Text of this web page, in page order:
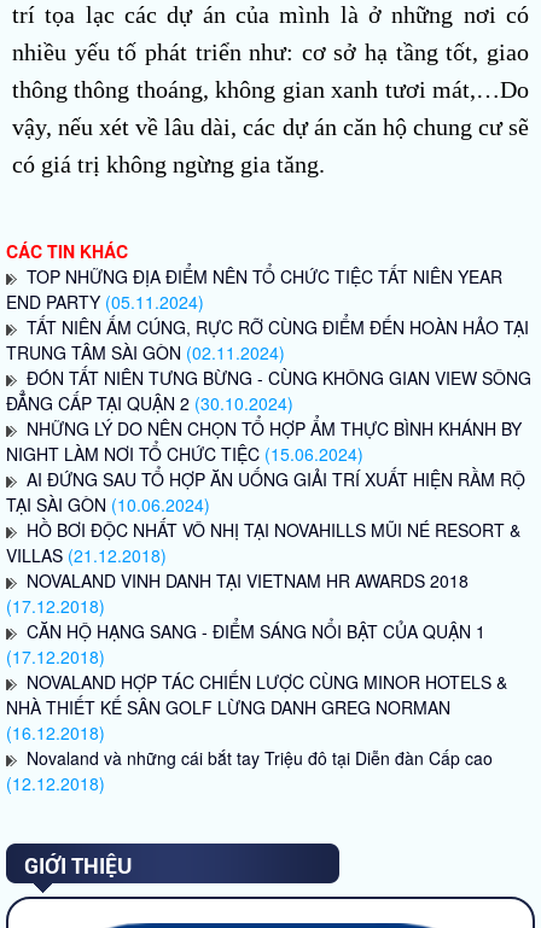
trí tọa lạc các dự án của mình là ở những nơi có
nhiều yếu tố phát triển như: cơ sở hạ tầng tốt, giao
thông thông thoáng, không gian xanh tươi mát,…Do
vậy, nếu xét về lâu dài, các dự án căn hộ chung cư sẽ
có giá trị không ngừng gia tăng.
CÁC TIN KHÁC
TOP NHỮNG ĐỊA ĐIỂM NÊN TỔ CHỨC TIỆC TẤT NIÊN YEAR
END PARTY (05.11.2024)
TẤT NIÊN ẤM CÚNG, RỰC RỠ CÙNG ĐIỂM ĐẾN HOÀN HẢO TẠI
TRUNG TÂM SÀI GÒN (02.11.2024)
ĐÓN TẤT NIÊN TƯNG BỪNG - CÙNG KHÔNG GIAN VIEW SÔNG
ĐẲNG CẤP TẠI QUẬN 2 (30.10.2024)
NHỮNG LÝ DO NÊN CHỌN TỔ HỢP ẨM THỰC BÌNH KHÁNH BY
NIGHT LÀM NƠI TỔ CHỨC TIỆC (15.06.2024)
AI ĐỨNG SAU TỔ HỢP ĂN UỐNG GIẢI TRÍ XUẤT HIỆN RẦM RỘ
TẠI SÀI GÒN (10.06.2024)
HỒ BƠI ĐỘC NHẤT VÔ NHỊ TẠI NOVAHILLS MŨI NÉ RESORT &
VILLAS (21.12.2018)
NOVALAND VINH DANH TẠI VIETNAM HR AWARDS 2018
(17.12.2018)
CĂN HỘ HẠNG SANG - ĐIỂM SÁNG NỔI BẬT CỦA QUẬN 1
(17.12.2018)
NOVALAND HỢP TÁC CHIẾN LƯỢC CÙNG MINOR HOTELS &
NHÀ THIẾT KẾ SÂN GOLF LỪNG DANH GREG NORMAN
(16.12.2018)
Novaland và những cái bắt tay Triệu đô tại Diễn đàn Cấp cao
(12.12.2018)
GIỚI THIỆU